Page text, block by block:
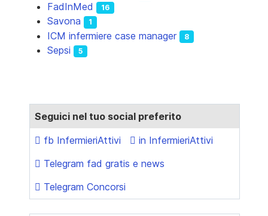
FadInMed 16
Savona 1
ICM infermiere case manager 8
Sepsi 5
Seguici nel tuo social preferito
fb InfermieriAttivi
in InfermieriAttivi
Telegram fad gratis e news
Telegram Concorsi